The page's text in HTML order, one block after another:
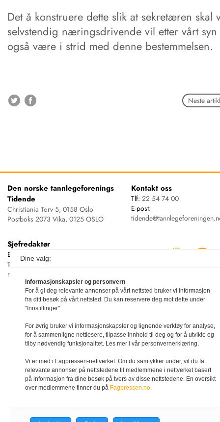
Det å konstruere dette slik at sekretæren skal
selvstendig næringsdrivende vil etter vårt syn
også være i strid med denne bestemmelsen.
Neste
Den norske tannlegeforenings
Tidende
Christiania Torv 5, 0158 Oslo
Postboks 2073 Vika, 0125 OSLO
Kontakt oss
Tlf: 22 54 74 00
E-post:
Sjefredaktør
Ellen Beate Dyvi
Tidende redigeres etter
redaktørplakaten
Dine valg:
Informasjonskapsler og personvern
For å gi deg relevante annonser på vårt nettsted bruker vi informasjon
fra ditt besøk på vårt nettsted. Du kan reservere deg mot dette under
"Innstillinger".
For øvrig bruker vi informasjonskapsler og lignende verktøy for analyse,
for å sammenligne nettlesere, tilpasse innhold til deg og for å utvikle og
tilby nødvendig funksjonalitet. Les mer i vår personvernerklæring.
Vi er med i Fagpressen-nettverket. Om du samtykker under, vil du få
relevante annonser på nettstedene til medlemmene i nettverket basert
på informasjon fra dine besøk på tvers av disse nettstedene. En oversikt
over medlemmene finner du på Fagpressen.no.